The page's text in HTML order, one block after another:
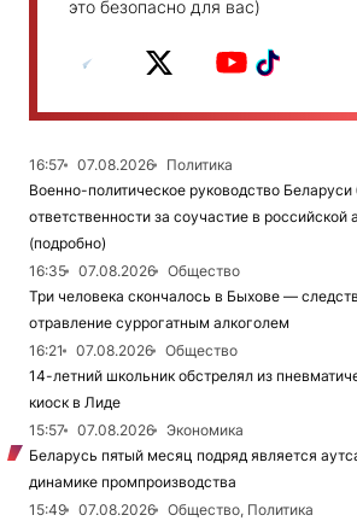
это безопасно для вас)
16:57 07.08.2026
Политика
Военно-политическое руководство Беларуси
ответственности за соучастие в
(подробно)
16:35
07.08.2026
Общество
Три человека скончалось в Быхове —
отравление суррогатным алкоголем
16:21
07.08.2026
Общество
14-летний школьник обстрелял из
киоск в Лиде
15:57
07.08.2026
Экономика
Беларусь пятый месяц подряд является
динамике промпроизводства
15:49
07.08.2026
Общество, Политика